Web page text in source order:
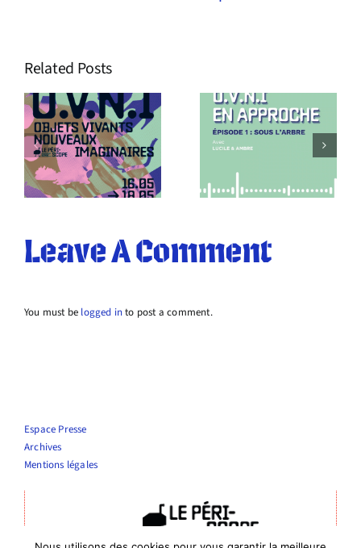
Related Posts
Podcast
O.V.N.I En
approche !
Le Périscope
recrute !
Leave A Comment
You must be logged into post a comment.
Espace Presse
Archives
Mentions légales